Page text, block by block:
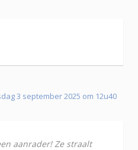
3 september 2025 om 12u40
aanrader! Ze straalt